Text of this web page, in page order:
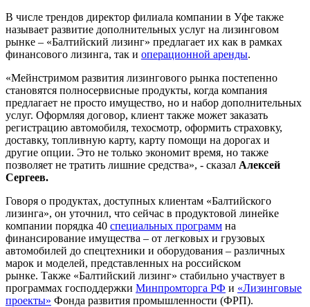
В числе трендов директор филиала компании в Уфе также
называет развитие дополнительных услуг на лизинговом
рынке – «Балтийский лизинг» предлагает их как в рамках
финансового лизинга, так и операционной аренды.
«Мейнстримом развития лизингового рынка постепенно
становятся полносервисные продукты, когда компания
предлагает не просто имущество, но и набор дополнительных
услуг. Оформляя договор, клиент также может заказать
регистрацию автомобиля, техосмотр, оформить страховку,
доставку, топливную карту, карту помощи на дорогах и
другие опции. Это не только экономит время, но также
позволяет не тратить лишние средства», - сказал Алексей
Сергеев.
Говоря о продуктах, доступных клиентам «Балтийского
лизинга», он уточнил, что сейчас в продуктовой линейке
компании порядка 40 специальных программ на
финансирование имущества – от легковых и грузовых
автомобилей до спецтехники и оборудования – различных
марок и моделей, представленных на российском
рынке. Также «Балтийский лизинг» стабильно участвует в
программах господдержки Минпромторга РФ и «Лизинговые
проекты» Фонда развития промышленности (ФРП).